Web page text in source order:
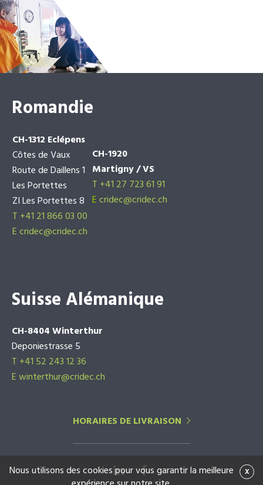
Romandie
CH-1312 Eclépens
Côtes de Vaux
Route de Daillens 1
Les Portettes
ZI Les Portettes 8
T +41 21 866 03 00
Ecridec@cridec.ch
CH-1920
Martigny / VS
T +41 27 723 61 91
Ecridec@cridec.ch
Suisse Alémanique
CH-8404 Winterthur
Deponiestrasse 5
T +41 52 243 12 36
E winterthur@cridec.ch
HORAIRES DE LIVRAISON
x
Nous utilisons des cookies pour vous garantir la meilleure